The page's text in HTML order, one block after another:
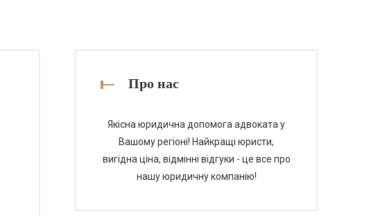
Про нас
Якісна юридична допомога адвоката у
Вашому регіоні! Найкращі юристи,
вигідна ціна, відмінні відгуки - це все про
нашу юридичну компанію!